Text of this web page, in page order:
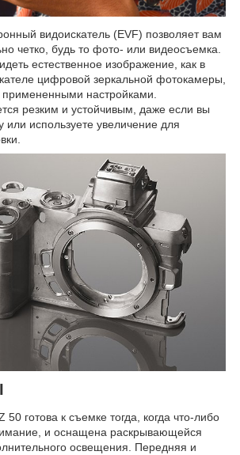
видоискатель (EVF) позволяет вам
четко, будь то фото- или видеосъемка.
естественное изображение, как в
цифровой зеркальной фотокамеры,
настройками.
резким и устойчивым, даже если вы
используете увеличение для
готова к съемке тогда, когда что-либо
и оснащена раскрывающейся
освещения. Передняя и